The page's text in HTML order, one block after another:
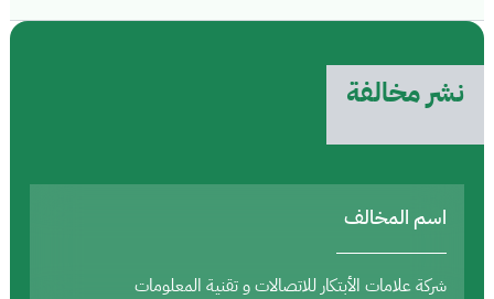
نشر مخالفة
اسم المخالف
شركة علامات الأبتكار للاتصالات و تقنية المعلومات